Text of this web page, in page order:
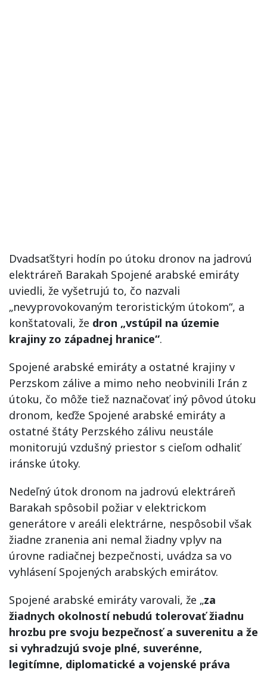
Dvadsaťštyri hodín po útoku dronov na jadrovú
elektráreň Barakah Spojené arabské emiráty
uviedli, že vyšetrujú to, čo nazvali
„nevyprovokovaným teroristickým útokom“, a
konštatovali, že dron „vstúpil na územie
krajiny zo západnej hranice“.
Spojené arabské emiráty a ostatné krajiny v
Perzskom zálive a mimo neho neobvinili Irán z
útoku, čo môže tiež naznačovať iný pôvod útoku
dronom, keďže Spojené arabské emiráty a
ostatné štáty Perzského zálivu neustále
monitorujú vzdušný priestor s cieľom odhaliť
iránske útoky.
Nedeľný útok dronom na jadrovú elektráreň
Barakah spôsobil požiar v elektrickom
generátore v areáli elektrárne, nespôsobil však
žiadne zranenia ani nemal žiadny vplyv na
úrovne radiačnej bezpečnosti, uvádza sa vo
vyhlásení Spojených arabských emirátov.
Spojené arabské emiráty varovali, že „za
žiadnych okolností nebudú tolerovať žiadnu
hrozbu pre svoju bezpečnosť a suverenitu a že
si vyhradzujú svoje plné, suverénne,
legitímne, diplomatické a vojenské práva